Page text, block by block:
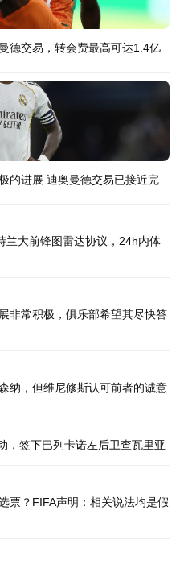
德交易，转会费最高可达1.4亿
的进展 迪奥曼德交易已接近完
兰大前锋图雷达协议，24h内体
非常积极，俱乐部希望其尽快答
纳，但维尼修斯认可前者的诚意
，签下巴列卡诺左后卫查瓦里亚
票？FIFA声明：相关说法均是假